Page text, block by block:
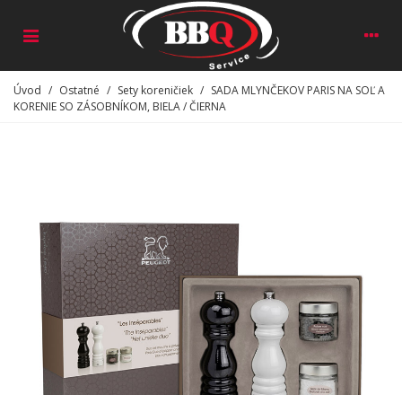
Úvod / Ostatné / Sety koreničiek / SADA MLYNČEKOV PARIS NA SOĽ A
KORENIE SO ZÁSOBNÍKOM, BIELA / ČIERNA